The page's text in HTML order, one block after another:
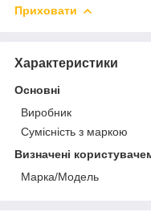
Приховати
Характеристики
Основні
Виробник
Сумісність з маркою
Визначені
Марка/Модель